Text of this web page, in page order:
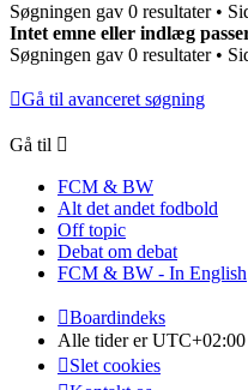
Søgningen gav 0 resultater •
Intet emne eller indlæg
Søgningen gav 0 resultater •
Gå til avanceret søgning
Gå til
FCM & BW
Alt det andet fodbold
Off topic
Debat om debat
FCM & BW - In English
Boardindeks
Alle tider erUTC+02:00
Slet cookies